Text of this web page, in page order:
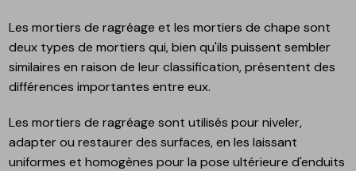
Les mortiers de ragréage et les mortiers de chape sont
deux types de mortiers qui, bien qu'ils puissent sembler
similaires en raison de leur classification, présentent des
différences importantes entre eux.
Les mortiers de ragréage sont utilisés pour niveler,
adapter ou restaurer des surfaces, en les laissant
uniformes et homogènes pour la pose ultérieure d'enduits